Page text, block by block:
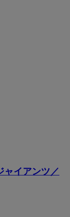
ャイアンツ／